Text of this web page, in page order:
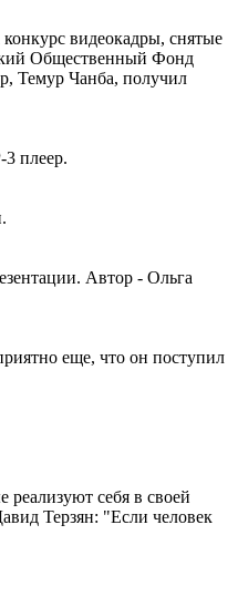
видеокадры, снятые
Общественный Фонд
Темур Чанба, получил
плеер.
Автор - Ольга
еще, что он поступил
себя в своей
Терзян: "Если человек